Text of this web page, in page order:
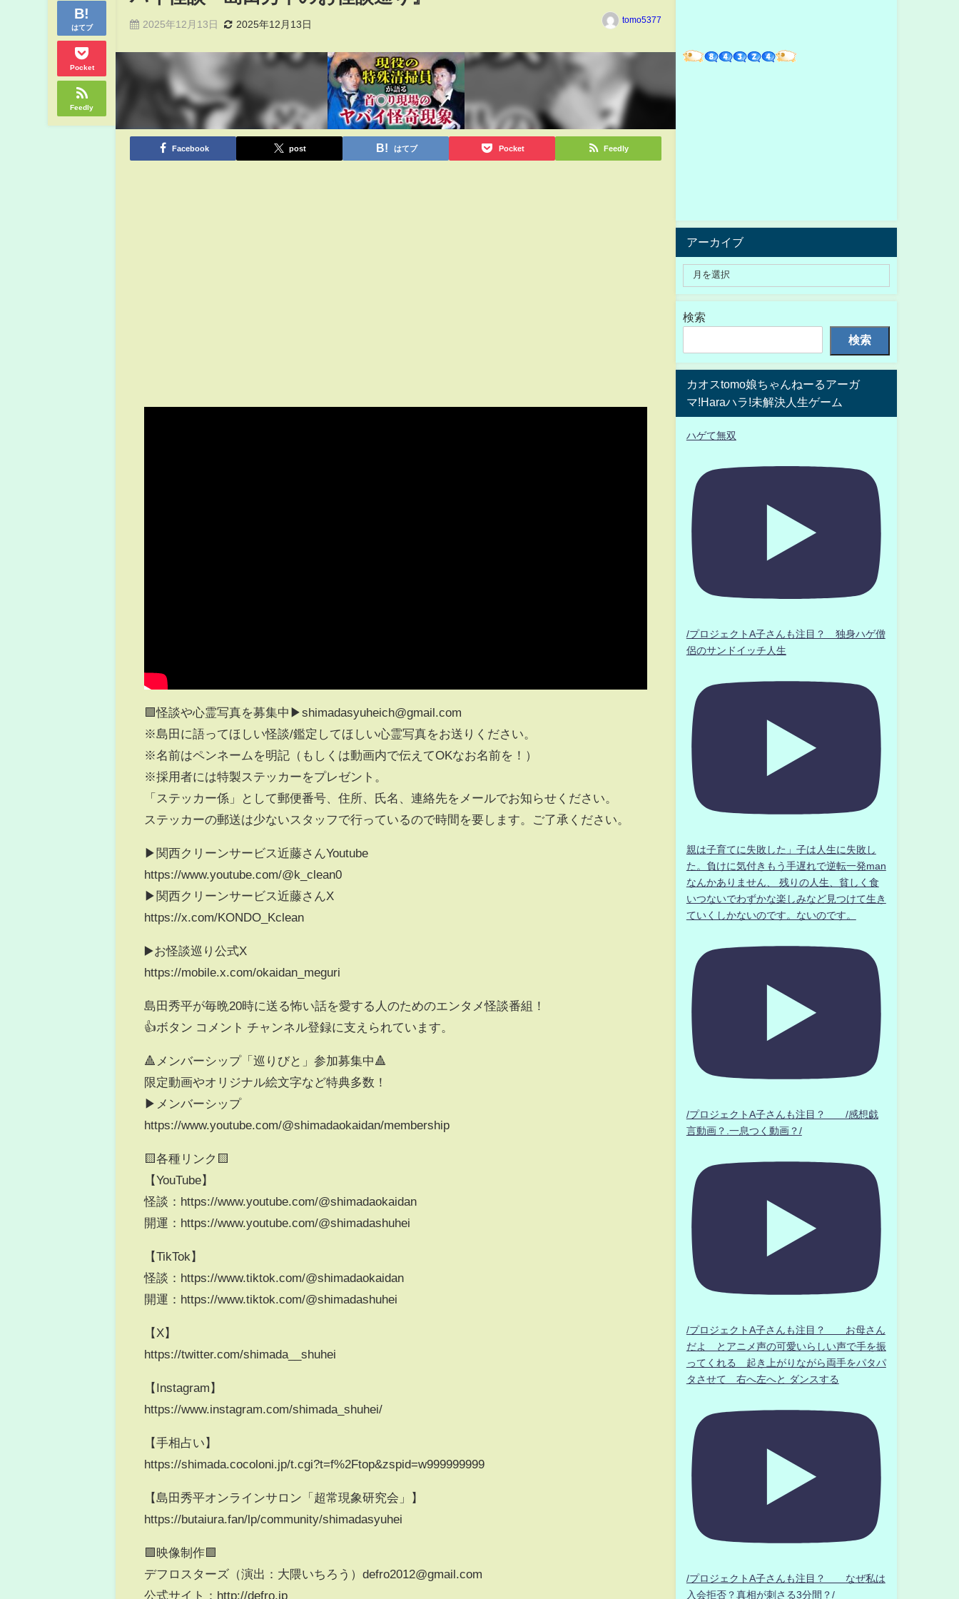
はてブ
Pocket
Feedly
2025年12月13日 2025年12月13日 tomo5377
Facebook post はてブ Pocket Feedly
🟩怪談や心霊写真を募集中▶︎shimadasyuheich@gmail.com
※島田に語ってほしい怪談/鑑定してほしい心霊写真をお送りください。
※名前はペンネームを明記（もしくは動画内で伝えてOKなお名前を！）
※採用者には特製ステッカーをプレゼント。
「ステッカー係」として郵便番号、住所、氏名、連絡先をメールでお知らせください。
ステッカーの郵送は少ないスタッフで行っているので時間を要します。ご了承ください。
▶︎関西クリーンサービス近藤さんYoutube
https://www.youtube.com/@k_clean0
▶︎関西クリーンサービス近藤さんX
https://x.com/KONDO_Kclean
▶️お怪談巡り公式X
https://mobile.x.com/okaidan_meguri
島田秀平が毎晩20時に送る怖い話を愛する人のためのエンタメ怪談番組！
👍ボタン コメント チャンネル登録に支えられています。
🔺メンバーシップ「巡りびと」参加募集中🔺
限定動画やオリジナル絵文字など特典多数！
▶︎メンバーシップ
https://www.youtube.com/@shimadaokaidan/membership
🟨各種リンク🟨
【YouTube】
怪談：https://www.youtube.com/@shimadaokaidan
開運：https://www.youtube.com/@shimadashuhei
【TikTok】
怪談：https://www.tiktok.com/@shimadaokaidan
開運：https://www.tiktok.com/@shimadashuhei
【X】
https://twitter.com/shimada__shuhei
【Instagram】
https://www.instagram.com/shimada_shuhei/
【手相占い】
https://shimada.cocoloni.jp/t.cgi?t=f%2Ftop&zspid=w999999999
【島田秀平オンラインサロン「超常現象研究会」】
https://butaiura.fan/lp/community/shimadasyuhei
🟪映像制作🟪
デフロスターズ（演出：大隈いちろう）defro2012@gmail.com
公式サイト：http://defro.jp
アーカイブ
検索
検索
カオスtomo娘ちゃんねーるアーガ
マ!Haraハラ!未解決人生ゲーム
ハゲて無双
/プロジェクトA子さんも注目？ 独身ハゲ僧
侶のサンドイッチ人生
親は子育てに失敗した」子は人生に失敗し
た。負けに気付きもう手遅れで逆転一発man
なんかありません、 残りの人生、貧しく食
いつないでわずかな楽しみなど見つけて生き
ていくしかないのです。ないのです。
/プロジェクトA子さんも注目？ /感想戯
言動画？.一息つく動画？/
/プロジェクトA子さんも注目？ お母さん
だよ とアニメ声の可愛いらしい声で手を振
ってくれる 起き上がりながら両手をパタパ
タさせて 右へ左へと ダンスする
/プロジェクトA子さんも注目？ なぜ私は
入会拒否？真相が刺さる3分間？/